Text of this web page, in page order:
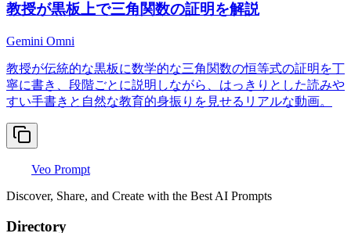
教授が黒板上で三角関数の証明を解説
Gemini Omni
教授が伝統的な黒板に数学的な三角関数の恒等式の証明を丁
寧に書き、段階ごとに説明しながら、はっきりとした読みや
すい手書きと自然な教育的身振りを見せるリアルな動画。
Veo Prompt
Discover, Share, and Create with the Best AI Prompts
Directory